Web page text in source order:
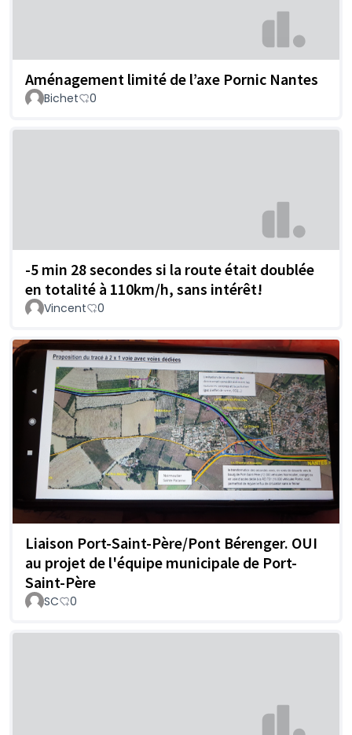
Aménagement limité de l’axe Pornic Nantes
Bichet 0
-5 min 28 secondes si la route était doublée
en totalité à 110km/h, sans intérêt!
Vincent 0
Liaison Port-Saint-Père/Pont Bérenger. OUI
au projet de l'équipe municipale de Port-
Saint-Père
SC 0